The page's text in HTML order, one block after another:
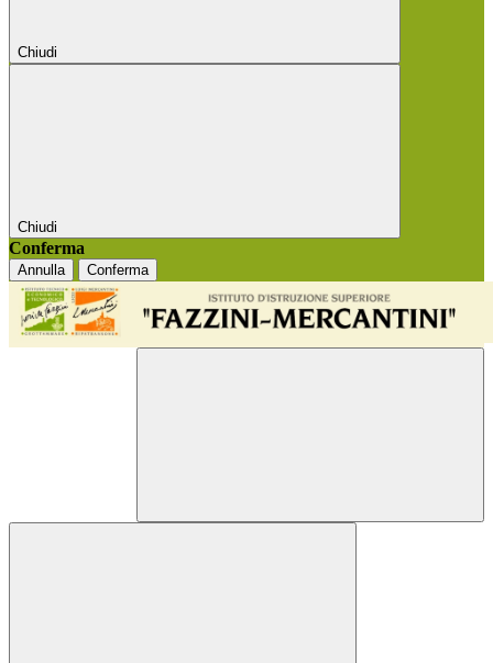
Chiudi
Chiudi
Conferma
Annulla Conferma